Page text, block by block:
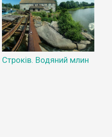
Строків. Водяний млин